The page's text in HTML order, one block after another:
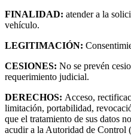
FINALIDAD: atender a la
vehículo.
LEGITIMACIÓN:
CESIONES: No se prevén
requerimiento judicial.
DERECHOS: Acceso,
limitación, portabilidad,
que el tratamiento de sus datos
acudir a la Autoridad de Control